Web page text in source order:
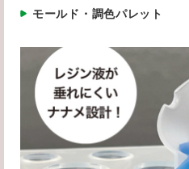
モールド・調色パレット